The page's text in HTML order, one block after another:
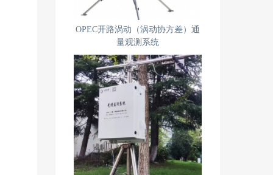
OPEC开路涡动（涡动协方差）通
量观测系统